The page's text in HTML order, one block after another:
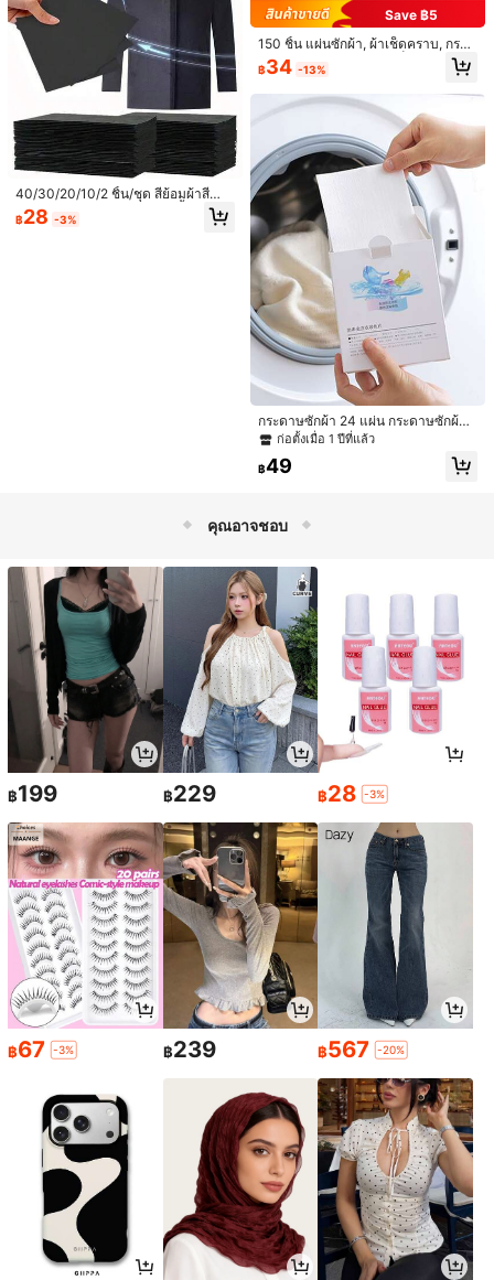
แผ่นซักผ้าฟอกขาวและซ่อมแซมผ้าปูที่
1ชิ้น แผ่นรองรีดทนความร้อนสูง, ตาข่า
ยรองรีด, อุปกรณ์รีดผ้า, ตาข่ายรองรีดป้
องกัน, แผ่นรองรีดสำหรับใช้ในบ้าน, ขอ
งตกแต่งบ้าน, อุปกรณ์ตกแต่งรถยนต์, อุ
ปกรณ์ครัว
฿ 29
กระดานบล็อกไม้สำหรับถักนิตติ้ง, แผ่น
บล็อกโครเชต์ลายสี่เหลี่ยมคุณยาย, เหม
าะสำหรับผ้าคลุมไหล่, ผ้าพันคอ, ถุงเท้า,
เสื้อกันหนาว และโครงการงานฝีมือ DI
Y. ชุดกระดานบล็อกโครเชต์ไม้, สามาร
ถใช้ซ้ำได้สำหรับงานถักนิตติ้ง, การเย็บ,
การเย็บผลิตภัณฑ์ตกแต่ง.
฿40 -18%
Save ฿9
100 ชิ้น ลวดทำความสะอาดท่อ, 53 ปร
ะเภทสี ลวดเชนิล, ลวดเชนิลยืดหยุ่น, ลว
ดทำความสะอาดท่อสีเทา, ลวดเชนิลสีพื้
น, ไม้ขนฟู ลวดทำความสะอาดท่อ, โคร
งการศิลปะ, และการตกแต่ง, วัสดุ DIY
ทำด้วยมือ ลวดบิด ช่อดอกไม้ ของขวัญ
ลูกค้ากลับมาซื้อซ้ำ!
50+ sold
70 -11%
ป้องกันการพันกันแบบวิเศษ, ที่กำจัดขน
และขนสัตว์, ลูกบอลทำความสะอาดเครื่
องซักผ้าและอบผ้า, เครื่องมือซักผ้าแบบ
นุ่มที่ไม่ใช้ไฟฟ้า, ลูกบอลซักผ้าสำหรับ
กำจัดขนแมวและสุนัข, ขนสัตว์ และขุย
ผ้า
#7 ขายดี
฿18 -38%
3ชิ้น/1ชิ้น ถุงซักผ้าตาข่ายทนทาน - ถุง
ตาข่ายหยาบป้องกันเสื้อผ้า ออกแบบมา
สำหรับซักด้วยเครื่อง; ถุงเก็บของที่ใช้ซ้ำ
ได้ ป้องกันการพันกัน (มีซิป) เหมาะสำห
รับสิ่งของต่างๆ รวมถึงชุดชั้นใน เสื้อผ้า
กางเกงยีนส์ ผ้าขนหนู ถุงเท้า เป็นต้น
฿29 -26%
40/30/20/10/2 ชิ้น/ชุด สีย้อมผ้าสีดำ
สีทาผ้า อุปกรณ์ซักผ้าสำหรับเสื้อยืด ซ่อ
มแซมเสื้อผ้าสีดำที่ซีดจาง แผ่นสีย้อมผ้
฿28 -3%
Save ฿5
150 ชิ้น แผ่นซักผ้า, ผ้าเช็ดคราบ, กระด
าษซักผ้าป้องกันสีตก, ผ้าเช็ดทำความส
ะอาดในครัวเรือนที่ดูดซับได้คล้ายกับก
฿34 -13%
กระดาษซักผ้า 24 แผ่น กระดาษซักผ้า
กันสีตก
ก่อตั้งเมื่อ 1 ปีที่แล้ว
฿49
คุณอาจชอบ
฿199 ฿229 ฿28 -3%
฿67 -3% ฿239 ฿567 -20%